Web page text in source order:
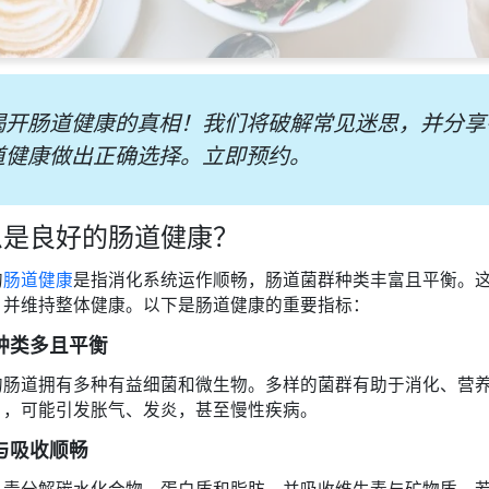
开肠道健康的真相！我们将破解常见迷思，并分
健康做出正确选择。立即预约。
良好的肠道健康？
肠道健康是指消化系统运作顺畅，肠道菌群种类丰富且平衡。
维持整体健康。以下是肠道健康的重要指标：
类多且平衡
道拥有多种有益细菌和微生物。多样的菌群有助于消化、营
可能引发胀气、发炎，甚至慢性疾病。
吸收顺畅